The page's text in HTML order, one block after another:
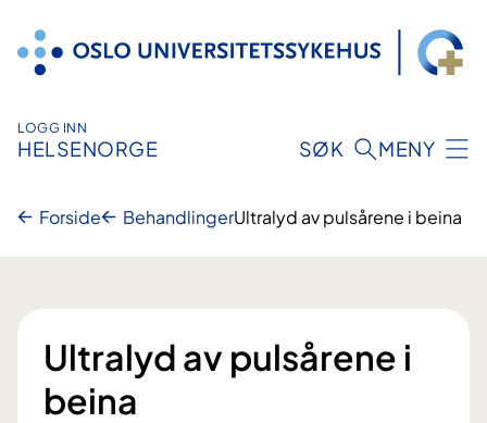
innhold
LOGG INN
HELSENORGE SØK MENY
Forside BehandlingerUltralyd av pulsårene i beina
Ultralyd av pulsårene i
beina